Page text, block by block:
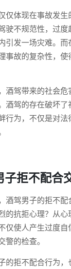
仅体现在事故发
驶不规范性，过
引发一场灾难。
事故的复杂性，
酒驾带来的社会
酒驾的存在破坏
行为，不仅是对
子拒不配合
酒驾男子的拒不
的抗拒心理？从
仅使人产生过度自
警的检查。
的拒不配合行为